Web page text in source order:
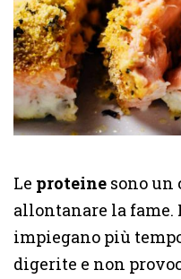
Le proteine sono un
allontanare la fame.
impiegano più
digerite e non